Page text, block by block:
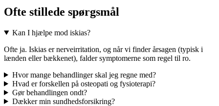
Ofte stillede spørgsmål
Kan I hjælpe mod iskias?
Ofte ja. Iskias er nerveirritation, og når vi finder årsagen (typisk i
lænden eller bækkenet), falder symptomerne som regel til ro.
Hvor mange behandlinger skal jeg regne med?
Hvad er forskellen på osteopati og fysioterapi?
Gør behandlingen ondt?
Dækker min sundhedsforsikring?